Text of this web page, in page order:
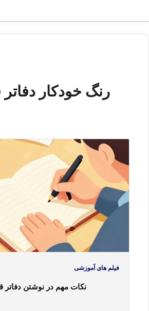
رنگ خودکار دفاتر
فیلم های آموزشی
نکات مهم در نوشتن دفاتر